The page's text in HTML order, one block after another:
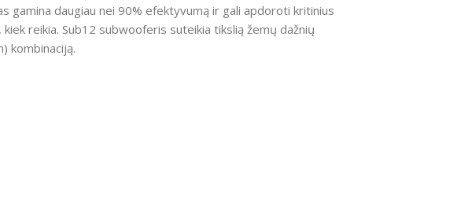
gamina daugiau nei 90% efektyvumą ir gali apdoroti kritinius
reikia. Sub12 subwooferis suteikia tikslią žemų dažnių
kombinaciją.